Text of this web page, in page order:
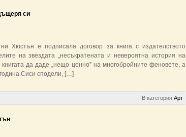
си
Хюстън е подписала договор за книга с издателството
на звездата „несъкратената и невероятна история на
да даде „нещо ценно” на многобройните феновете, а
сподели, […]
В категория Арт